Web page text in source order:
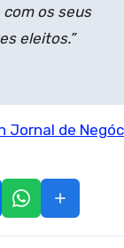
os seus
eleitos.”
Jornal de